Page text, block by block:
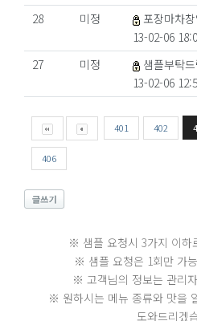
28 미정
포장마차
13-02-06
27 미정
샘플부탁
13-02-06
401 402
406
※ 샘플 요청시 3가지 이하
※ 샘플 요청은 1회만 가
※ 고객님의 정보는 관리
※ 원하시는 메뉴 종류와 맛을
도와드리겠